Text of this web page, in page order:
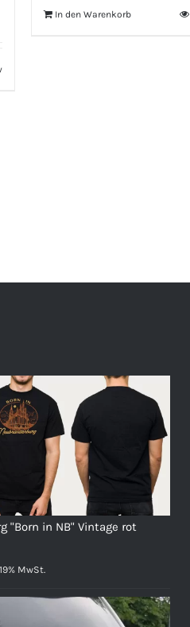
12,00 €9,00 €.
In den Warenkorb
"Born in NB" Vintage rot
MwSt.